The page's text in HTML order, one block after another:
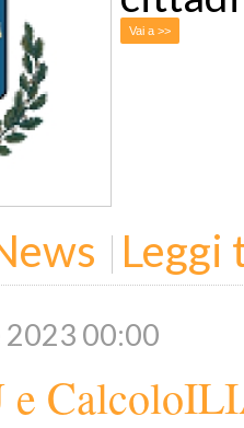
Vai a >>
Leggi
2023 00:00